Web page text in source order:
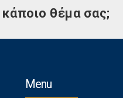
θέμα σας;
Menu